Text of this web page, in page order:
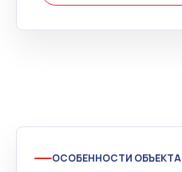
ОСОБЕННОСТИ ОБЪЕКТА